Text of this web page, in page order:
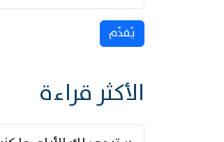
يُقدِّم
الأكثر قراءة